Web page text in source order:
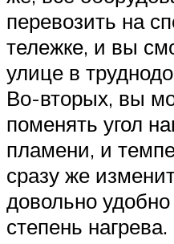
перевозить на
тележке, и вы
улице в
Во-вторых, вы
поменять угол
пламени, и
сразу же
довольно удобно
степень нагрева.